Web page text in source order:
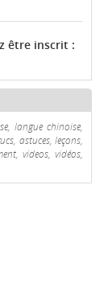
être inscrit :
langue chinoise,
astuces, leçons,
videos, vidéos,